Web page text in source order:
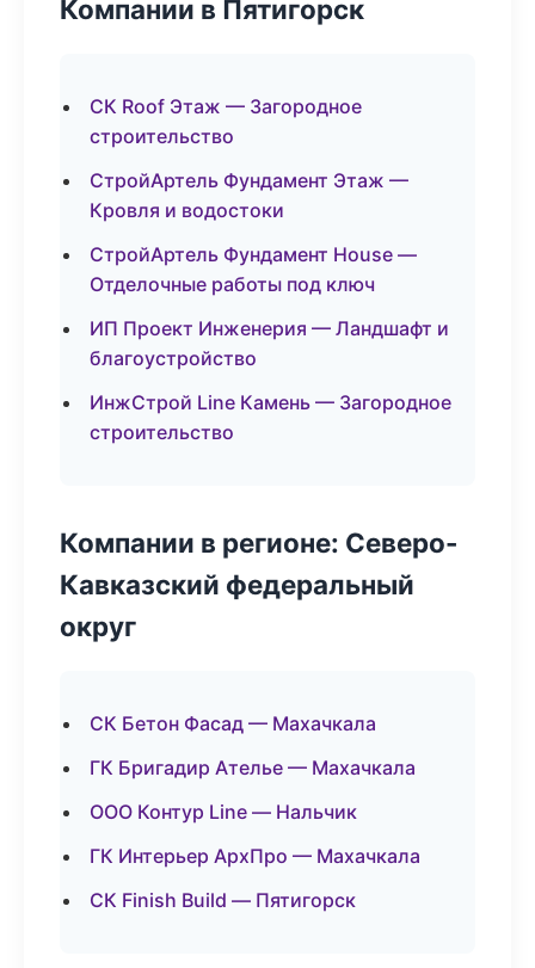
Компании в Пятигорск
СК Roof Этаж — Загородное
строительство
СтройАртель Фундамент Этаж —
Кровля и водостоки
СтройАртель Фундамент House —
Отделочные работы под ключ
ИП Проект Инженерия — Ландшафт и
благоустройство
ИнжСтрой Line Камень — Загородное
строительство
Компании в регионе: Северо-
Кавказский федеральный
округ
СК Бетон Фасад — Махачкала
ГК Бригадир Ателье — Махачкала
ООО Контур Line — Нальчик
ГК Интерьер АрхПро — Махачкала
СК Finish Build — Пятигорск